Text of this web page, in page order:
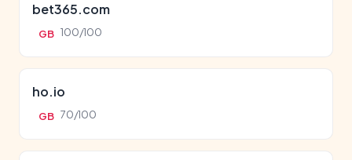
bet365.com
GB 100/100
ho.io
GB 70/100